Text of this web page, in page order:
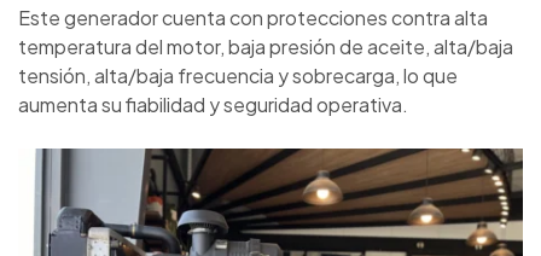
Este generador cuenta con protecciones contra alta
temperatura del motor, baja presión de aceite, alta/baja
tensión, alta/baja frecuencia y sobrecarga, lo que
aumenta su fiabilidad y seguridad operativa.